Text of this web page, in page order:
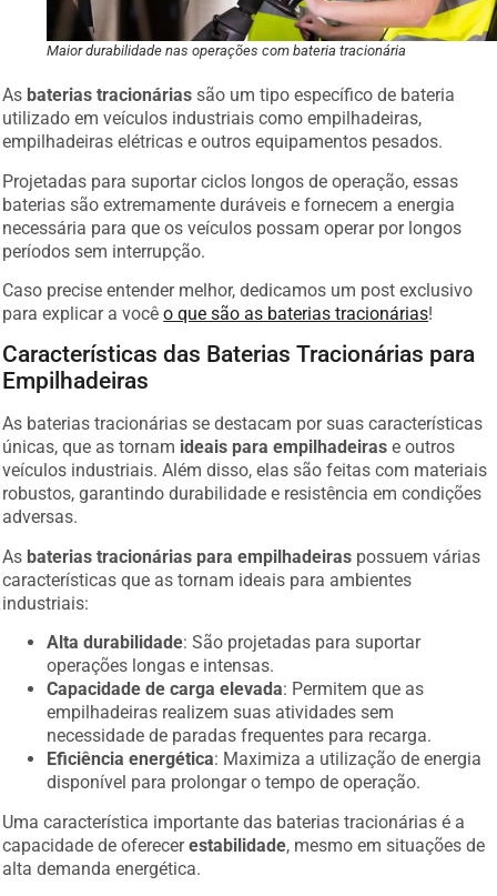
Maior durabilidade nas operações com bateria tracionária
As baterias tracionárias são um tipo específico de bateria
utilizado em veículos industriais como empilhadeiras,
empilhadeiras elétricas e outros equipamentos pesados.
Projetadas para suportar ciclos longos de operação, essas
baterias são extremamente duráveis e fornecem a energia
necessária para que os veículos possam operar por longos
períodos sem interrupção.
Caso precise entender melhor, dedicamos um post exclusivo
para explicar a vocêo que são as baterias tracionárias!
Características das Baterias Tracionárias para
Empilhadeiras
As baterias tracionárias se destacam por suas características
únicas, que as tornam ideais para empilhadeiras e outros
veículos industriais. Além disso, elas são feitas com materiais
robustos, garantindo durabilidade e resistência em condições
adversas.
As baterias tracionárias para empilhadeiras possuem várias
características que as tornam ideais para ambientes
industriais:
Alta durabilidade: São projetadas para suportar
operações longas e intensas.
Capacidade de carga elevada: Permitem que as
empilhadeiras realizem suas atividades sem
necessidade de paradas frequentes para recarga.
Eficiência energética: Maximiza a utilização de energia
disponível para prolongar o tempo de operação.
Uma característica importante das baterias tracionárias é a
capacidade de oferecerestabilidade, mesmo em situações de
alta demanda energética.